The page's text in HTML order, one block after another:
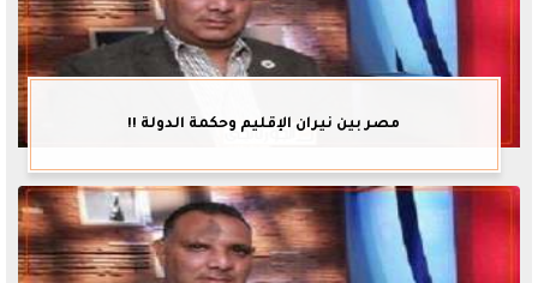
مصر بين نيران الإقليم وحكمة الدولة !!